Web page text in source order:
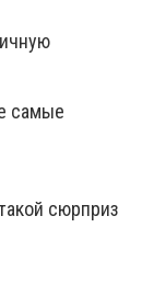
самые
сюрприз